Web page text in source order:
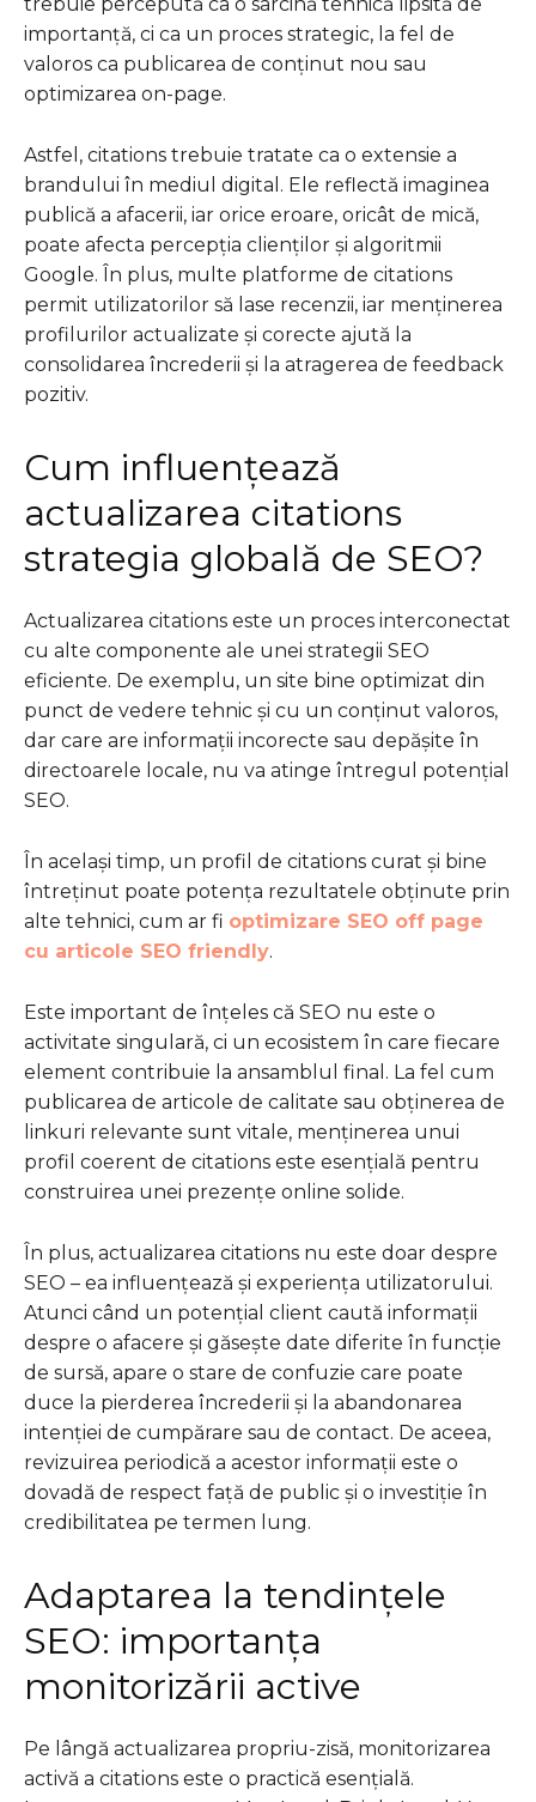
importanță, ci ca un proces strategic, la fel de
valoros ca publicarea de conținut nou sau
optimizarea on-page.
Astfel, citations trebuie tratate ca o extensie a
brandului în mediul digital. Ele reflectă imaginea
publică a afacerii, iar orice eroare, oricât de mică,
poate afecta percepția clienților și algoritmii
Google. În plus, multe platforme de citations
permit utilizatorilor să lase recenzii, iar menținerea
profilurilor actualizate și corecte ajută la
consolidarea încrederii și la atragerea de feedback
pozitiv.
Cum influențează
actualizarea citations
strategia globală de SEO?
Actualizarea citations este un proces interconectat
cu alte componente ale unei strategii SEO
eficiente. De exemplu, un site bine optimizat din
punct de vedere tehnic și cu un conținut valoros,
dar care are informații incorecte sau depășite în
directoarele locale, nu va atinge întregul potențial
SEO.
În același timp, un profil de citations curat și bine
întreținut poate potența rezultatele obținute prin
alte tehnici, cum ar fi optimizare SEO off page
cu articole SEO friendly.
Este important de înțeles că SEO nu este o
activitate singulară, ci un ecosistem în care fiecare
element contribuie la ansamblul final. La fel cum
publicarea de articole de calitate sau obținerea de
linkuri relevante sunt vitale, menținerea unui
profil coerent de citations este esențială pentru
construirea unei prezențe online solide.
În plus, actualizarea citations nu este doar despre
SEO – ea influențează și experiența utilizatorului.
Atunci când un potențial client caută informații
despre o afacere și găsește date diferite în funcție
de sursă, apare o stare de confuzie care poate
duce la pierderea încrederii și la abandonarea
intenției de cumpărare sau de contact. De aceea,
revizuirea periodică a acestor informații este o
dovadă de respect față de public și o investiție în
credibilitatea pe termen lung.
Adaptarea la tendințele
SEO: importanța
monitorizării active
Pe lângă actualizarea propriu-zisă, monitorizarea
activă a citations este o practică esențială.